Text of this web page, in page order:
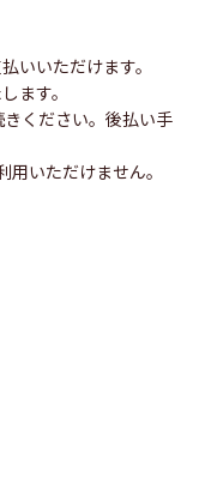
いいただけます。
ます。
ください。後払い手
いただけません。